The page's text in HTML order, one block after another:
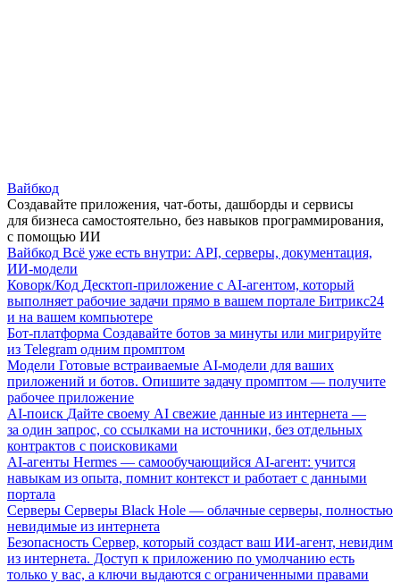
Вайбкод
Создавайте приложения, чат-боты, дашборды и сервисы
для бизнеса самостоятельно, без навыков программирования,
с помощью ИИ
Вайбкод Всё уже есть внутри: API, серверы, документация,
ИИ-модели
Коворк/Код Десктоп-приложение с AI-агентом, который
выполняет рабочие задачи прямо в вашем портале Битрикс24
и на вашем компьютере
Бот-платформа Создавайте ботов за минуты или мигрируйте
из Telegram одним промптом
Модели Готовые встраиваемые AI-модели для ваших
приложений и ботов. Опишите задачу промптом — получите
рабочее приложение
AI-поиск Дайте своему AI свежие данные из интернета —
за один запрос, со ссылками на источники, без отдельных
контрактов с поисковиками
AI-агенты Hermes — самообучающийся AI-агент: учится
навыкам из опыта, помнит контекст и работает с данными
портала
Серверы Серверы Black Hole — облачные серверы, полностью
невидимые из интернета
Безопасность Сервер, который создаст ваш ИИ-агент, невидим
из интернета. Доступ к приложению по умолчанию есть
только у вас, а ключи выдаются с ограниченными правами